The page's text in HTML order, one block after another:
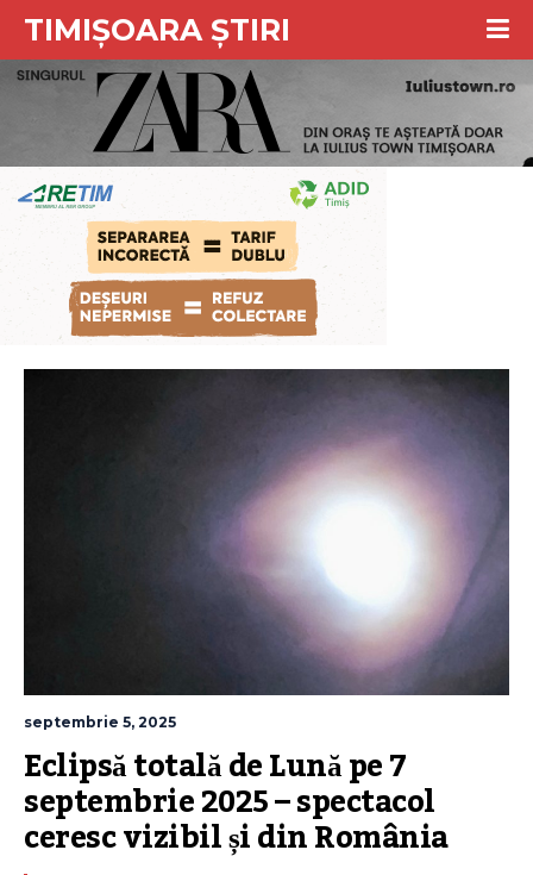
TIMIȘOARA ȘTIRI
septembrie 5, 2025
Eclipsă totală de Lună pe 7
septembrie 2025 – spectacol
ceresc vizibil și din România